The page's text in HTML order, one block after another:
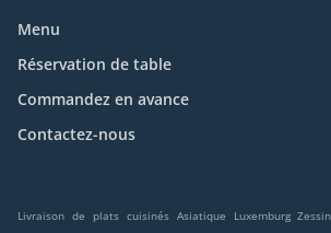
Menu
Réservation de table
Commandez en avance
Contactez-nous
Livraison de plats cuisinés Asiatique Luxemburg